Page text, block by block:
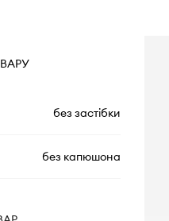
без застібки
без капюшона